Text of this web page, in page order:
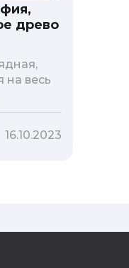
древо
на весь
в
фактами
16.10.2023